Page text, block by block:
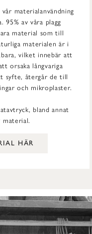
materialanvändning
av våra plagg
material som till
materialen är i
vilket innebär att
orsaka långvariga
syfte, återgår de till
och mikroplaster.
bland annat
material.
HÄR